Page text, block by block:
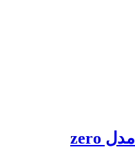
عطر جیبی مردانه کراس مدل zero